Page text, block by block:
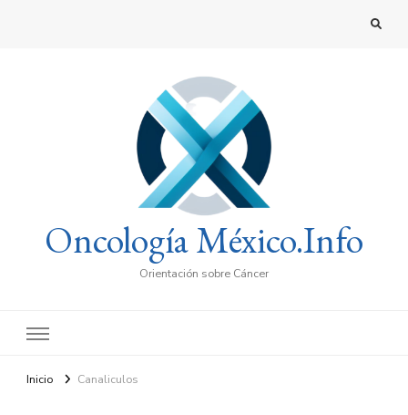
Oncología México.Info
Orientación sobre Cáncer
Inicio Canaliculos